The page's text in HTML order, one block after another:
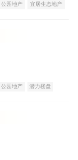
公园地产
宜居生态地产
公园地产
潜力楼盘